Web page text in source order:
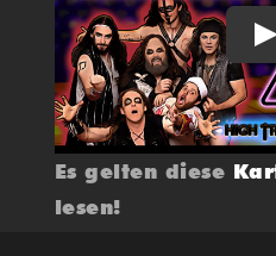
Es gelten diese
lesen!